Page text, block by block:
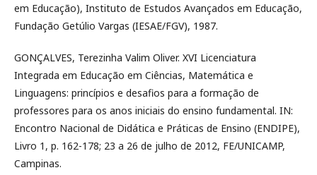
em Educação), Instituto de Estudos Avançados em Educação,
Fundação Getúlio Vargas (IESAE/FGV), 1987.
GONÇALVES, Terezinha Valim Oliver. XVI Licenciatura
Integrada em Educação em Ciências, Matemática e
Linguagens: princípios e desafios para a formação de
professores para os anos iniciais do ensino fundamental. IN:
Encontro Nacional de Didática e Práticas de Ensino (ENDIPE),
Livro 1, p. 162-178; 23 a 26 de julho de 2012, FE/UNICAMP,
Campinas.